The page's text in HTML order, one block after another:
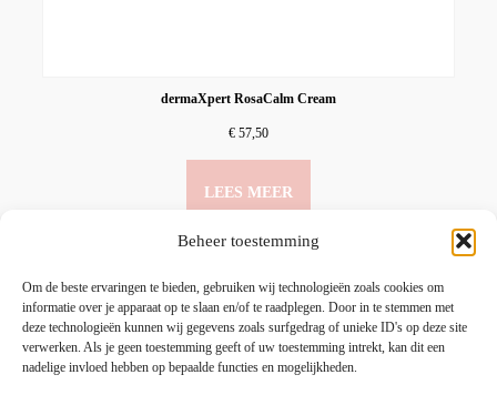
Beheer toestemming
Om de beste ervaringen te bieden, gebruiken wij technologieën zoals cookies om
informatie over je apparaat op te slaan en/of te raadplegen. Door in te stemmen met
deze technologieën kunnen wij gegevens zoals surfgedrag of unieke ID's op deze site
verwerken. Als je geen toestemming geeft of uw toestemming intrekt, kan dit een
nadelige invloed hebben op bepaalde functies en mogelijkheden.
dermaXpert RosaCalm Cream
€ 57,50
LEES MEER